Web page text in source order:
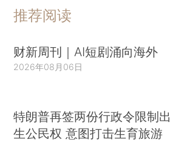
推荐阅读
财新周刊｜AI短剧涌向海外
2026年08月06日
特朗普再签两份行政令限制出
生公民权 意图打击生育旅游